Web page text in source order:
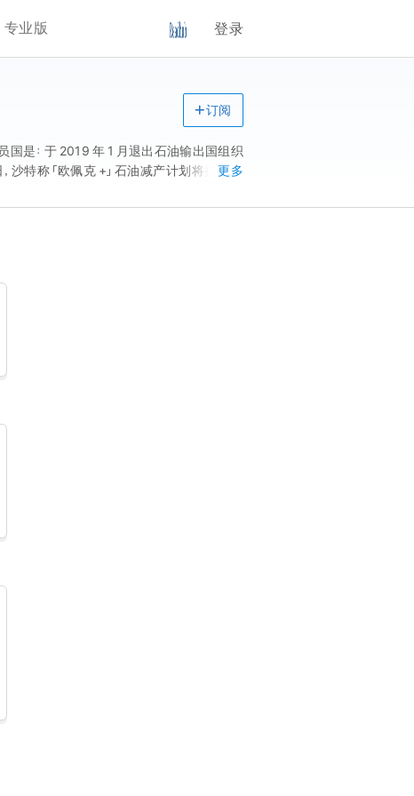
专业版 登录
国是：于 2019 年 1 月退出石油输出国组织
沙特称「欧佩克 +」石油减产计划将持续至
更多
订阅